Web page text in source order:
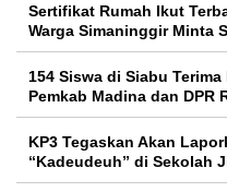
Sertifikat Rumah Ikut
Warga Simaninggir Minta
154 Siswa di Siabu
Pemkab Madina dan DPR
KP3 Tegaskan Akan
“Kadeudeuh” di Sekolah